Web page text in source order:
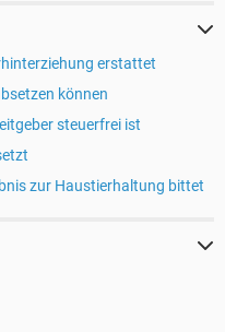
erstattet
können
steuerfrei ist
zur Haustierhaltung bittet